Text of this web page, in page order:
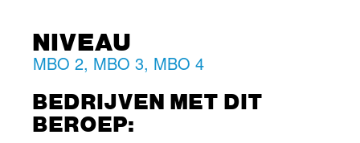
NIVEAU
MBO 2, MBO 3, MBO 4
BEDRIJVEN MET DIT
BEROEP: